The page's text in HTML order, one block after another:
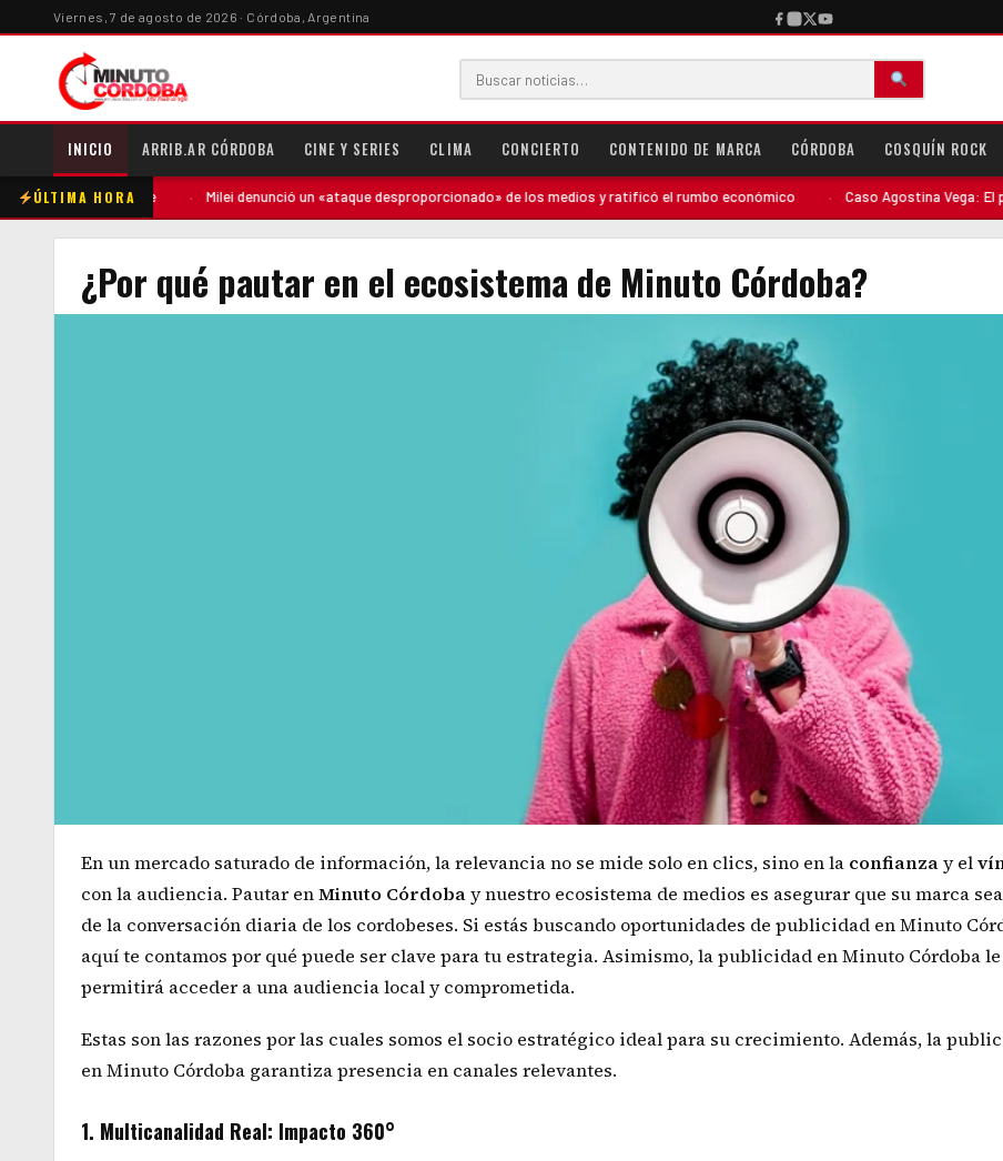
Viernes, 7 de agosto de 2026 · Córdoba, Argentina
INICIO ARRIB.AR CÓRDOBA CINE Y SERIES CLIMA CONCIERTO CONTENIDO DE MARCA CÓRDOBA COSQUÍN ROCK
ÚLTIMA HORA
contra la madre Milei denunció un «ataque desproporcionado» de los medios y ratificó el rumbo económico · Caso Agostina Vega: El perfil
¿Por qué pautar en el ecosistema de Minuto Córdoba?
En un mercado saturado de información, la relevancia no se mide solo en clics, sino en la confianzay el
con la audiencia. Pautar enMinuto Córdobay nuestro ecosistema de medios es asegurar que su marca
de la conversación diaria de los cordobeses. Si estás buscando oportunidades de publicidad en Minuto
aquí te contamos por qué puede ser clave para tu estrategia. Asimismo, la publicidad en Minuto Córdoba le
permitirá acceder a una audiencia local y comprometida.
Estas son las razones por las cuales somos el socio estratégico ideal para su crecimiento. Además, la
en Minuto Córdoba garantiza presencia en canales relevantes.
1. Multicanalidad Real: Impacto 360°